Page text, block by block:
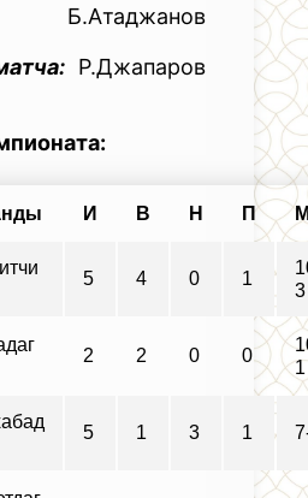
Б.Атаджанов
Р.Джапаров
И В Н П
5 4 0 1
3
2 2 0 0
1
5 1 3 1